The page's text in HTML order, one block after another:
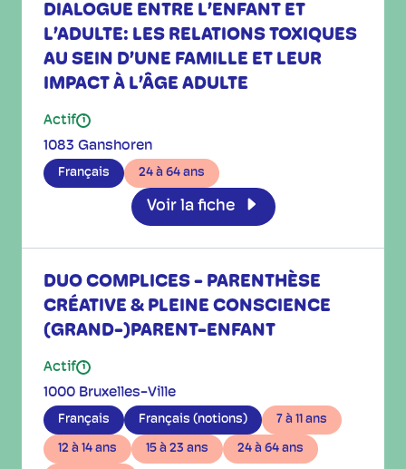
DIALOGUE ENTRE L’ENFANT ET
L’ADULTE: LES RELATIONS TOXIQUES
AU SEIN D’UNE FAMILLE ET LEUR
IMPACT À L’ÂGE ADULTE
Actif i
1083 Ganshoren
Français 24 à 64 ans
Voir la fiche
DUO COMPLICES - PARENTHÈSE
CRÉATIVE & PLEINE CONSCIENCE
(GRAND-)PARENT-ENFANT
Actif i
1000 Bruxelles-Ville
Français Français (notions) 7 à 11 ans
12 à 14 ans 15 à 23 ans 24 à 64 ans